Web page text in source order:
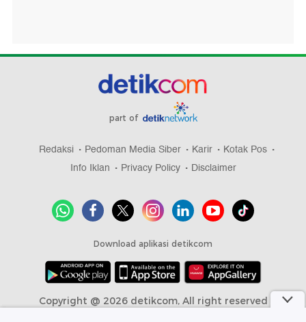
part of
Redaksi Pedoman Media Siber Karir
Kotak Pos
Info Iklan
Privacy Policy Disclaimer
Download aplikasi detikcom
Copyright @ 2026 detikcom, All right reserved